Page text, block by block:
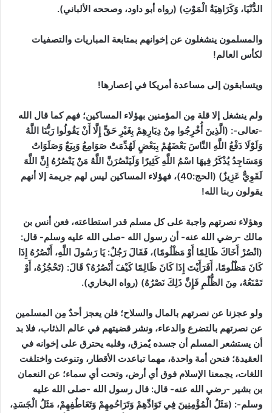
الدُّنْيَا، وَكَرَاهِيَةُ الْمَوْتِ) (رواه أبو داود، وصححه الألباني).
والمسلمون ينشغلون عن إخوانهم بمتابعة المباريات والتصفيات
لكأس العالم!
ويتسابقون إلى مساعدة أمريكا في إعصارها!
ولم ينشغل إلا قلة مِن المؤمنين بهؤلاء المساكين؛ فهم كما قال الله
-تعالى-: (الَّذِينَ أُخْرِجُوا مِنْ دِيَارِهِمْ بِغَيْرِ حَقٍّ إِلَّا أَنْ يَقُولُوا رَبُّنَا اللَّهُ
وَلَوْلَا دَفْعُ اللَّهِ النَّاسَ بَعْضَهُمْ بِبَعْضٍ لَهُدِّمَتْ صَوَامِعُ وَبِيَعٌ وَصَلَوَاتٌ
وَمَسَاجِدُ يُذْكَرُ فِيهَا اسْمُ اللَّهِ كَثِيرًا وَلَيَنْصُرَنَّ اللَّهُ مَنْ يَنْصُرُهُ إِنَّ اللَّهَ
لَقَوِيٌّ عَزِيزٌ) (الحج:40)
، فهؤلاء المساكين ليس لهم جريمة إلا أنهم
يقولون ربنا الله!
وهؤلاء نصرتهم واجبة على كل مسلم قدر استطاعته، فعن أنس بن
مالك -رضي الله عنه- أن رسول الله -صلى الله عليه وسلم- قال:
(انْصُرْ أَخَاكَ ظَالِمًا أَوْ مَظْلُومًا)، فَقَالَ رَجُلٌ: يَا رَسُولَ اللَّهِ، أَنْصُرُهُ إِذَا
كَانَ مَظْلُومًا، أَفَرَأَيْتَ إِذَا كَانَ ظَالِمًا كَيْفَ أَنْصُرُهُ؟ قَالَ: (تَحْجُزُهُ، أَوْ
تَمْنَعُهُ، مِنَ الظُّلْمِ فَإِنَّ ذَلِكَ نَصْرُهُ) (رواه البخاري).
ولو عجزنا عن نصرتهم بالمال والسلاح؛ فلن يعجز أحدٌ مِن المسلمين
عن نصرتهم بالتضرع والدعاء، ونشر قضيتهم في عالم الذئاب، فلا بد
أن يستشعر المسلم أن جسده يٌمزق، وقلبه يحترق على إخوانه في
العقيدة؛ فنحن أمة واحدة، مهما تباعدت الأقطار، وتنوعت واختلفت
اللغات، يجمعنا الإسلام فوق أي أرض، وتحت أي سماء؛ عن النعمان
بن بشير -رضي الله عنه- قال: قال رسول الله -صلى الله عليه
وسلم-: (مَثَلُ الْمُؤْمِنِينَ فِي تَوَادِّهِمْ وَتَرَاحُمِهِمْ وَتَعَاطُفِهِمْ، مَثَلُ الْجَسَدِ،